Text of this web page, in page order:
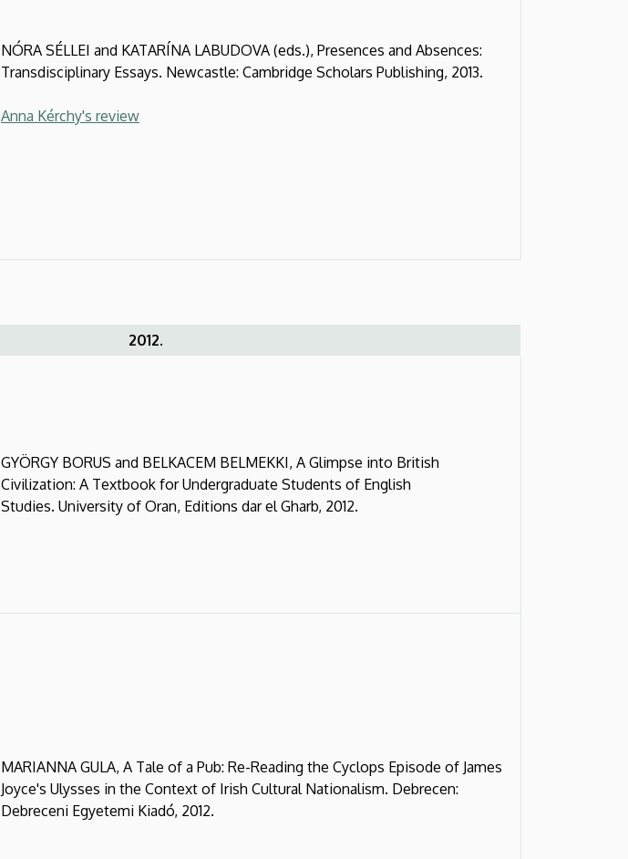
NÓRA SÉLLEI and KATARÍNA LABUDOVA (eds.), Presences and Absences:
Transdisciplinary Essays. Newcastle: Cambridge Scholars Publishing, 2013.
Anna Kérchy's review
2012.
GYÖRGY BORUS and BELKACEM BELMEKKI, A Glimpse into British
Civilization: A Textbook for Undergraduate Students of English
Studies. University of Oran, Editions dar el Gharb, 2012.
MARIANNA GULA, A Tale of a Pub: Re-Reading the Cyclops Episode of James
Joyce's Ulysses in the Context of Irish Cultural Nationalism. Debrecen:
Debreceni Egyetemi Kiadó, 2012.